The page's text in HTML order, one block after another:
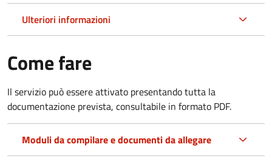
Ulteriori informazioni
Come fare
Il servizio può essere attivato presentando tutta la
documentazione prevista, consultabile in formato PDF.
Moduli da compilare e documenti da allegare